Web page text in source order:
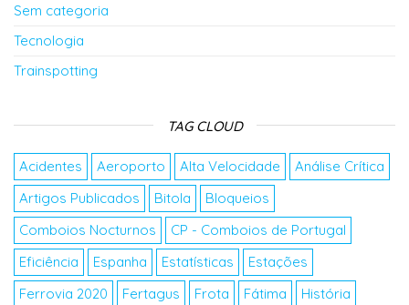
Sem categoria
Tecnologia
Trainspotting
TAG CLOUD
Acidentes Aeroporto Alta Velocidade
Análise Crítica
Artigos Publicados
Bitola
Bloqueios
Comboios Nocturnos
CP - Comboios de Portugal
Eficiência
Espanha Estatísticas
Estações
Ferrovia 2020
Fertagus Frota Fátima
História